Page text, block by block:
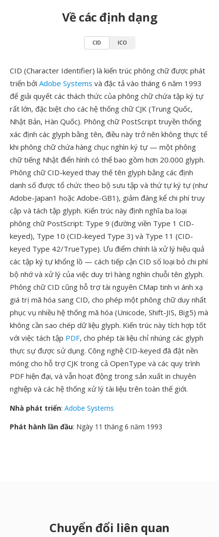
Về các định dạng
CID ICO
CID (Character Identifier) là kiến trúc phông chữ được phát
triển bởi Adobe Systems và đặc tả vào tháng 6 năm 1993
để giải quyết các thách thức của phông chữ chứa tập ký tự
rất lớn, đặc biệt cho các hệ thống chữ CJK (Trung Quốc,
Nhật Bản, Hàn Quốc). Phông chữ PostScript truyền thống
xác định các glyph bằng tên, điều này trở nên không thực tế
khi phông chữ chứa hàng chục nghìn ký tự — một phông
chữ tiếng Nhật điển hình có thể bao gồm hơn 20.000 glyph.
Phông chữ CID-keyed thay thế tên glyph bằng các định
danh số được tổ chức theo bộ sưu tập và thứ tự ký tự (như
Adobe-Japan1 hoặc Adobe-GB1), giảm đáng kể chi phí truy
cập và tách tập glyph. Kiến trúc này định nghĩa ba loại
phông chữ PostScript: Type 9 (đường viền Type 1 CID-
keyed), Type 10 (CID-keyed Type 3) và Type 11 (CID-
keyed Type 42/TrueType). Ưu điểm chính là xử lý hiệu quả
các tập ký tự khổng lồ — cách tiếp cận CID số loại bỏ chi phí
bộ nhớ và xử lý của việc duy trì hàng nghìn chuỗi tên glyph.
Phông chữ CID cũng hỗ trợ tài nguyên CMap tinh vi ánh xạ
giá trị mã hóa sang CID, cho phép một phông chữ duy nhất
phục vụ nhiều hệ thống mã hóa (Unicode, Shift-JIS, Big5) mà
không cần sao chép dữ liệu glyph. Kiến trúc này tích hợp tốt
với việc tách tập PDF, cho phép tài liệu chỉ nhúng các glyph
thực sự được sử dụng. Công nghệ CID-keyed đã đặt nền
móng cho hỗ trợ CJK trong cả OpenType và các quy trình
PDF hiện đại, và vẫn hoạt động trong sản xuất in chuyên
nghiệp và các hệ thống xử lý tài liệu trên toàn thế giới.
Nhà phát triển: Adobe Systems
Phát hành lần đầu: Ngày 11 tháng 6 năm 1993
Chuyển đổi liên quan